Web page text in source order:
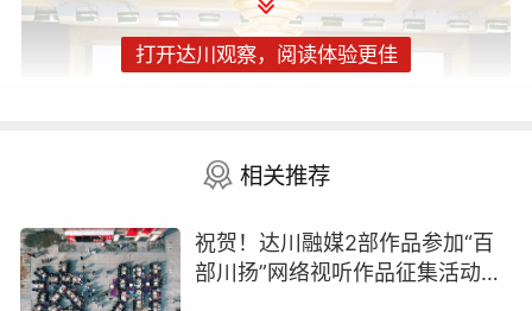
打开达川观察，阅读体验更佳
相关推荐
祝贺！达川融媒2部作品参加“百
部川扬”网络视听作品征集活动展